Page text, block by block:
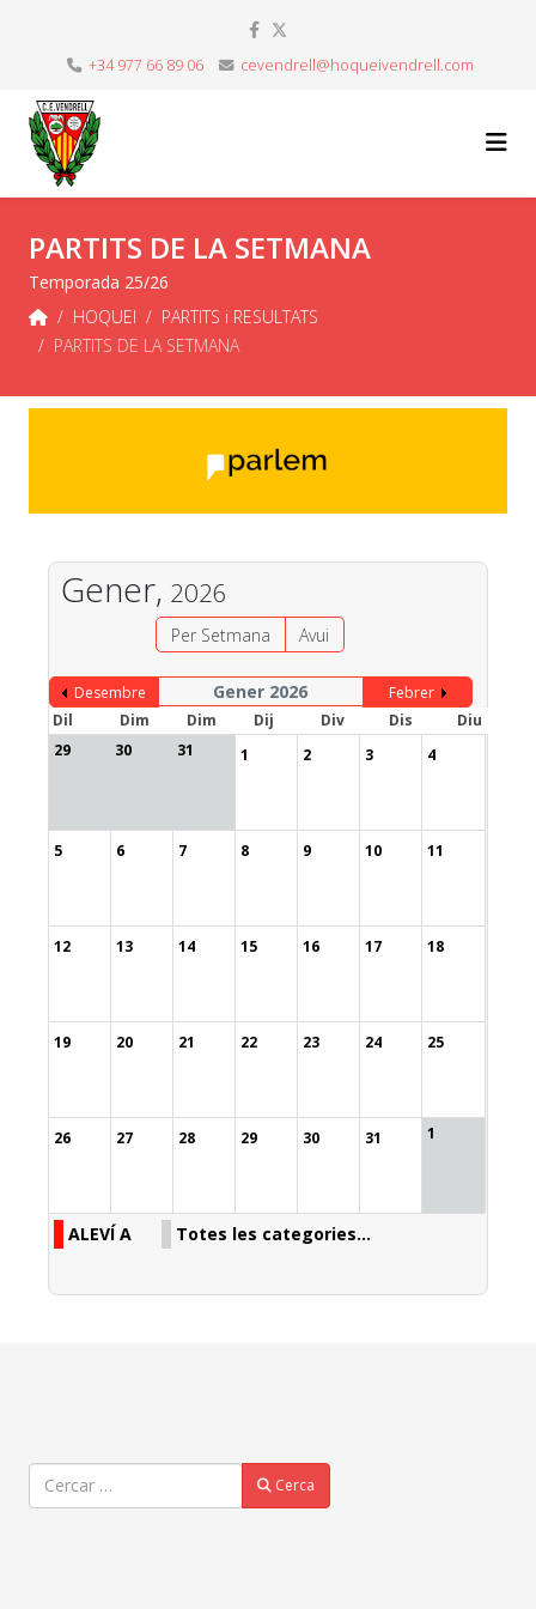
+34 977 66 89 06 cevendrell@hoqueivendrell.com
PARTITS DE LA SETMANA
Temporada 25/26
HOQUEI
PARTITS i RESULTATS
PARTITS DE LA SETMANA
Gener, 2026
Per Setmana Avui
Desembre Gener 2026
Febrer
Dil
Dim Dim Dij Div Dis
Diu
29
30 31 1 2 3 4
5 6 7 8 9 10 11
12 13 14 15 16 17 18
19 20 21 22 23 24 25
26 27 28 29 30 31 1
ALEVÍ A Totes les categories...
Cercar Cerca